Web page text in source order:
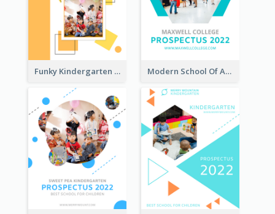
Funky Kindergarten Prospectus Modern School Of Art Prospectus